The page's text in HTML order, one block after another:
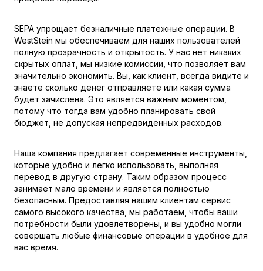
SEPA упрощает безналичные платежные операции. В
WestStein мы обеспечиваем для наших пользователей
полную прозрачность и открытость. У нас нет никаких
скрытых оплат, мы низкие комиссии, что позволяет вам
значительно экономить. Вы, как клиент, всегда видите и
знаете сколько денег отправляете или какая сумма
будет зачислена. Это является важным моментом,
потому что тогда вам удобно планировать свой
бюджет, не допуская непредвиденных расходов.
Наша компания предлагает современные инструменты,
которые удобно и легко использовать, выполняя
перевод в другую страну. Таким образом процесс
занимает мало времени и является полностью
безопасным. Предоставляя нашим клиентам сервис
самого высокого качества, мы работаем, чтобы ваши
потребности были удовлетворены, и вы удобно могли
совершать любые финансовые операции в удобное для
вас время.